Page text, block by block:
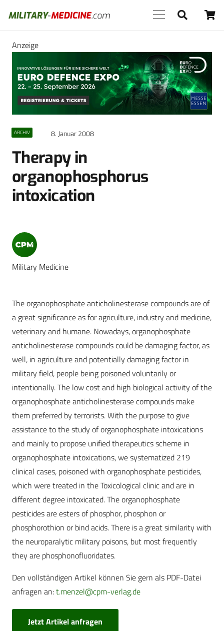
Anzeige
ARCHIV 8. Januar 2008
Therapy in
organophosphorus
intoxication
Military Medicine
The organophosphate anticholinesterase compounds are of
a great significance as for agriculture, industry and medicine,
veterinary and humane. Nowadays, organophosphate
anticholinesterase compounds could be damaging factor, as
well, in agriculture and potentially damaging factor in
military field, people being poisoned voluntarily or
intentionally. The low cost and high biological activity of the
organophosphate anticholinesterase compounds make
them preferred by terrorists. With the purpose to give
assistance to the study of organophosphate intoxications
and mainly to propose unified therapeutics scheme in
organophosphate intoxications, we systematized 219
clinical cases, poisoned with organophosphate pesticides,
which were treated in the Toxicological clinic and are in
different degree intoxicated. The organophosphate
pesticides are esters of phosphor, phosphon or
phosphorothion or bind acids. There is a great similarity with
the neuroparalytic military poisons, but most frequently
they are phosphonofluoridates.
Den vollständigen Artikel können Sie gern als PDF-Datei
anfragen an:t.menzel@cpm-verlag.de
Jetzt Artikel anfragen